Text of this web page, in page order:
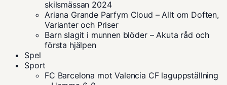
skilsmässan 2024
Ariana Grande Parfym Cloud – Allt om Doften,
Varianter och Priser
Barn slagit i munnen blöder – Akuta råd och
första hjälpen
Spel
Sport
FC Barcelona mot Valencia CF laguppställning